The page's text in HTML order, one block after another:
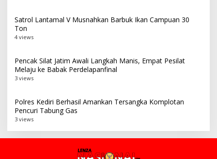
Satrol Lantamal V Musnahkan Barbuk Ikan Campuan 30
Ton
4 views
Pencak Silat Jatim Awali Langkah Manis, Empat Pesilat
Melaju ke Babak Perdelapanfinal
3 views
Polres Kediri Berhasil Amankan Tersangka Komplotan
Pencuri Tabung Gas
3 views